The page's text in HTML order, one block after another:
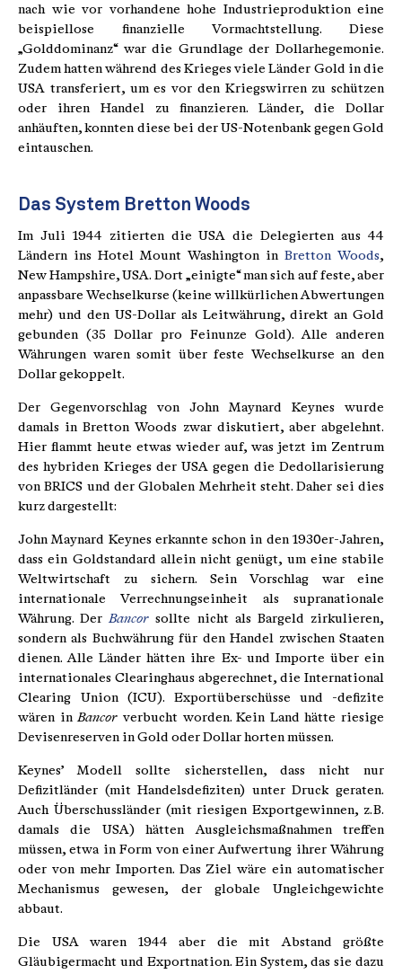
nach wie vor vorhandene hohe Industrieproduktion eine
beispiellose finanzielle Vormachtstellung. Diese
„Golddominanz“ war die Grundlage der Dollarhegemonie.
Zudem hatten während des Krieges viele Länder Gold in die
USA transferiert, um es vor den Kriegswirren zu schützen
oder ihren Handel zu finanzieren. Länder, die Dollar
anhäuften, konnten diese bei der US-Notenbank gegen Gold
eintauschen.
Das System Bretton Woods
Im Juli 1944 zitierten die USA die Delegierten aus 44
Ländern ins Hotel Mount Washington in Bretton Woods,
New Hampshire, USA. Dort „einigte“ man sich auf feste, aber
anpassbare Wechselkurse (keine willkürlichen Abwertungen
mehr) und den US-Dollar als Leitwährung, direkt an Gold
gebunden (35 Dollar pro Feinunze Gold). Alle anderen
Währungen waren somit über feste Wechselkurse an den
Dollar gekoppelt.
Der Gegenvorschlag von John Maynard Keynes wurde
damals in Bretton Woods zwar diskutiert, aber abgelehnt.
Hier flammt heute etwas wieder auf, was jetzt im Zentrum
des hybriden Krieges der USA gegen die Dedollarisierung
von BRICS und der Globalen Mehrheit steht. Daher sei dies
kurz dargestellt:
John Maynard Keynes erkannte schon in den 1930er-Jahren,
dass ein Goldstandard allein nicht genügt, um eine stabile
Weltwirtschaft zu sichern. Sein Vorschlag war eine
internationale Verrechnungseinheit als supranationale
Währung. Der Bancor sollte nicht als Bargeld zirkulieren,
sondern als Buchwährung für den Handel zwischen Staaten
dienen. Alle Länder hätten ihre Ex- und Importe über ein
internationales Clearinghaus abgerechnet, die International
Clearing Union (ICU). Exportüberschüsse und -defizite
wären in Bancor verbucht worden. Kein Land hätte riesige
Devisenreserven in Gold oder Dollar horten müssen.
Keynes’ Modell sollte sicherstellen, dass nicht nur
Defizitländer (mit Handelsdefiziten) unter Druck geraten.
Auch Überschussländer (mit riesigen Exportgewinnen, z. B.
damals die USA) hätten Ausgleichsmaßnahmen treffen
müssen, etwa in Form von einer Aufwertung ihrer Währung
oder von mehr Importen. Das Ziel wäre ein automatischer
Mechanismus gewesen, der globale Ungleichgewichte
abbaut.
Die USA waren 1944 aber die mit Abstand größte
Gläubigermacht und Exportnation. Ein System, das sie dazu